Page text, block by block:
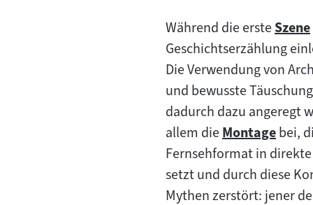
Während die ersteZum
Szene
Geschichtserzählung
Die Verwendung von
und bewusste
dadurch dazu angeregt
allem dieZum
Inhalt:
Montagebei,
Fernsehformat in
setzt und durch diese
Mythen zerstört: jener